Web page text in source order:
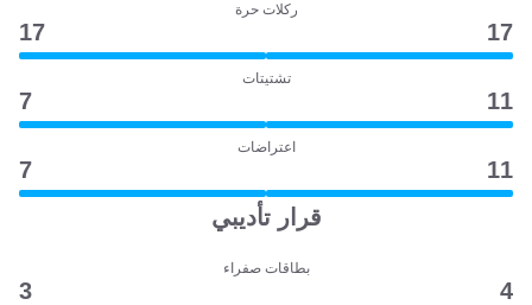
ركلات حرة
17
17
تشتيتات
11
7
اعتراضات
11
7
قرار تأديبي
بطاقات صفراء
4
3